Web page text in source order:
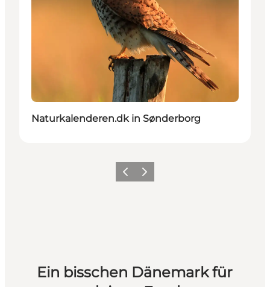
Naturkalenderen.dk in Sønderborg
ZurückWeiter
Ein bisschen Dänemark für